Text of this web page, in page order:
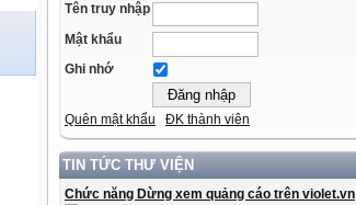
Tên truy nhập
Mật khẩu
Ghi nhớ
Quên mật khẩu ĐK thành viên
TIN TỨC THƯ VIỆN
Chức năng Dừng xem quảng cáo trên violet.vn